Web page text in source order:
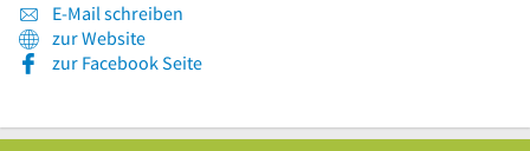
E-Mail schreiben
zur Website
zur Facebook Seite